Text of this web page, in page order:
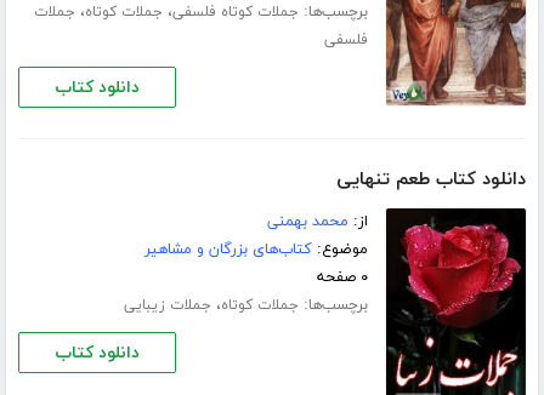
برچسب‌ها: جملات کوتاه فلسفی، جملات کوتاه، جملات
فلسفی
دانلود کتاب
دانلود کتاب طعم تنهایی
از: محمد بهمنی
موضوع:کتاب‌های بزرگان و مشاهیر
۰ صفحه
برچسب‌ها: جملات کوتاه، جملات زیبایی
دانلود کتاب